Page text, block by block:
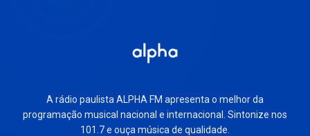
A rádio paulista ALPHA FM apresenta o melhor da
programação musical nacional e internacional. Sintonize nos
101.7 e ouça música de qualidade.